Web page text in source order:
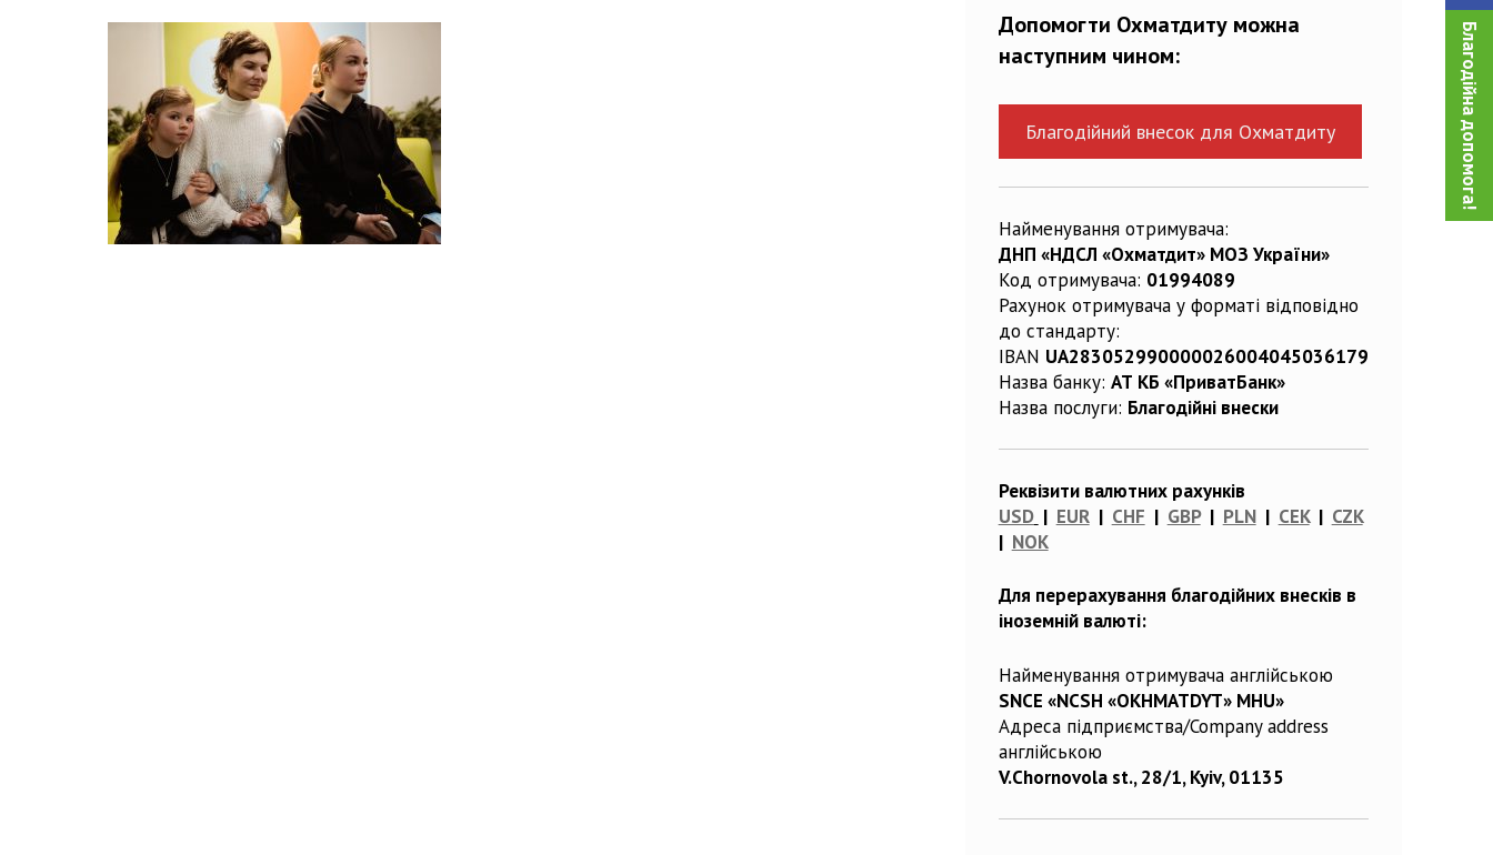
Благодійна допомога!
Допомогти Охматдиту можна
наступним чином:
Благодійний внесок для Охматдиту
Найменування отримувача:
ДНП «НДСЛ «Охматдит» МОЗ України»
Код отримувача: 01994089
Рахунок отримувача у форматі відповідно
до стандарту:
IBAN UA283052990000026004045036179
Назва банку: АТ КБ «ПриватБанк»
Назва послуги: Благодійні внески
Реквізити валютних рахунків
USD | EUR| CHF | GBP| PLN| CEK| CZK
| NOK
Для перерахування благодійних внесків в
іноземній валюті:
Найменування отримувача англійською
SNCE «NCSH «OKHMATDYT» MHU»
Адреса підприємства/Company address
англійською
V.Chornovola st., 28/1, Kyiv, 01135